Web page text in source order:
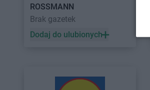
ROSSMANN
Brak gazetek
Dodaj do ulubionych